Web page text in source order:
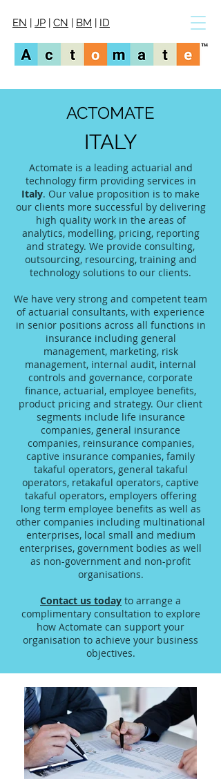
EN | JP | CN | BM | ID
ACTOMATE
ITALY
Actomate is a leading actuarial and
technology firm providing services in
Italy. Our value proposition is to make
our clients more successful by delivering
high quality work in the areas of
analytics, modelling, pricing, reporting
and strategy. We provide consulting,
outsourcing, resourcing, training and
technology solutions to our clients.
We have very strong and competent team
of actuarial consultants, with experience
in senior positions across all functions in
insurance including general
management, marketing, risk
management, internal audit, internal
controls and governance, corporate
finance, actuarial, employee benefits,
product pricing and strategy. Our client
segments include life insurance
companies, general insurance
companies, reinsurance companies,
captive insurance companies, family
takaful operators, general takaful
operators, retakaful operators, captive
takaful operators, employers offering
long term employee benefits as well as
other companies including multinational
enterprises, local small and medium
enterprises, government bodies as well
as non-government and non-profit
organisations.
Contact us today to arrange a
complimentary consultation to explore
how Actomate can support your
organisation to achieve your business
objectives.